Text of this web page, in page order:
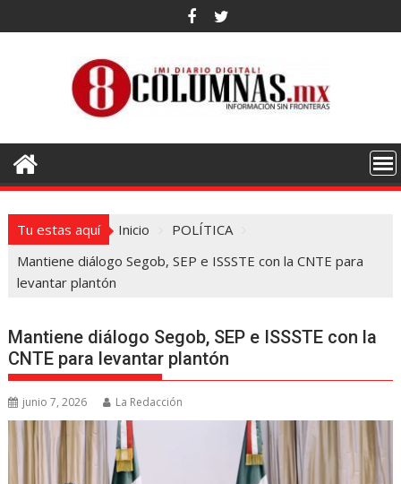
al
Tu estas aquí Inicio
POLÍTICA
Mantiene diálogo Segob, SEP e ISSSTE con la CNTE para
levantar plantón
Mantiene diálogo Segob, SEP e ISSSTE con la
CNTE para levantar plantón
junio 7, 2026 La Redacción